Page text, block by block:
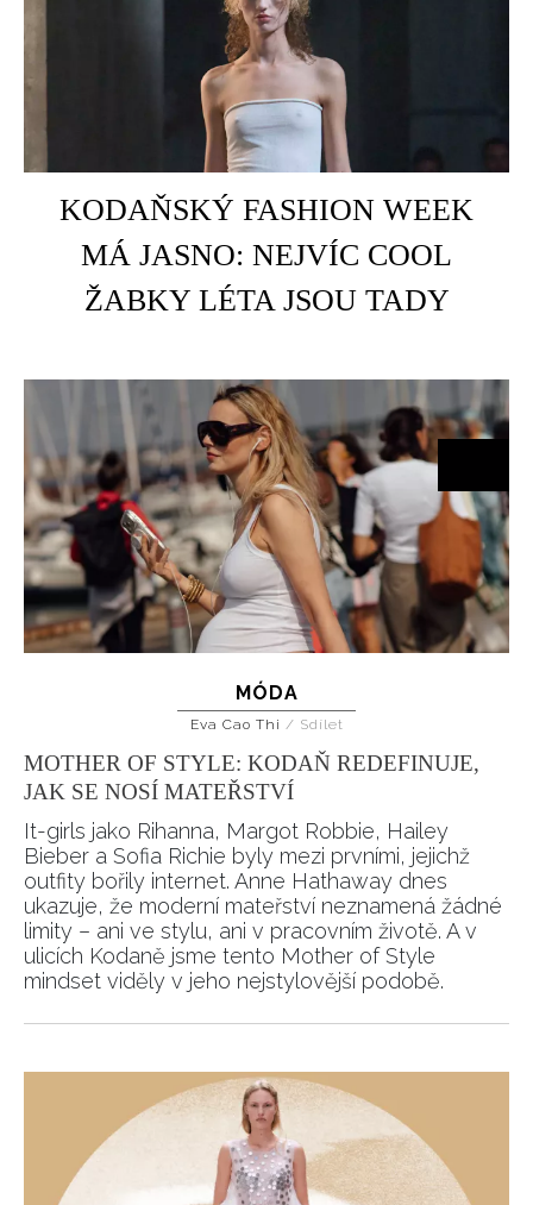
HOME
KODAŇSKÝ FASHION WEEK
MÁ JASNO: NEJVÍC COOL
ŽABKY LÉTA JSOU TADY
MÓDA
Eva Cao Thi / Sdílet
MOTHER OF STYLE: KODAŇ REDEFINUJE,
JAK SE NOSÍ MATEŘSTVÍ
It-girls jako Rihanna, Margot Robbie, Hailey
Bieber a Sofia Richie byly mezi prvními, jejichž
outfity bořily internet. Anne Hathaway dnes
ukazuje, že moderní mateřství neznamená žádné
limity – ani ve stylu, ani v pracovním životě. A v
ulicích Kodaně jsme tento Mother of Style
mindset viděly v jeho nejstylovější podobě.